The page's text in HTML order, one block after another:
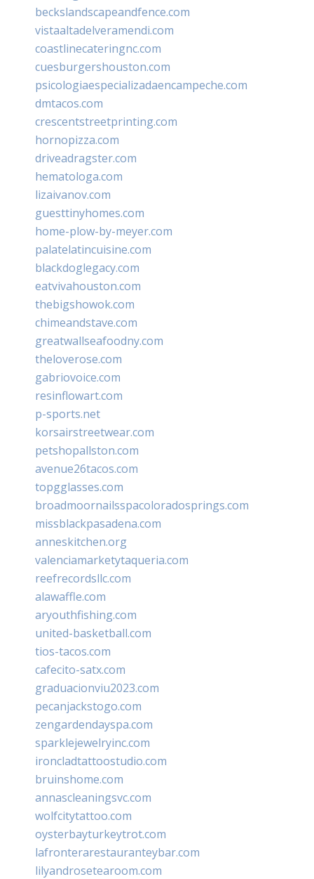
beckslandscapeandfence.com
vistaaltadelveramendi.com
coastlinecateringnc.com
cuesburgershouston.com
psicologiaespecializadaencampeche.com
dmtacos.com
crescentstreetprinting.com
hornopizza.com
driveadragster.com
hematologa.com
lizaivanov.com
guesttinyhomes.com
home-plow-by-meyer.com
palatelatincuisine.com
blackdoglegacy.com
eatvivahouston.com
thebigshowok.com
chimeandstave.com
greatwallseafoodny.com
theloverose.com
gabriovoice.com
resinflowart.com
p-sports.net
korsairstreetwear.com
petshopallston.com
avenue26tacos.com
topgglasses.com
broadmoornailsspacoloradosprings.com
missblackpasadena.com
anneskitchen.org
valenciamarketytaqueria.com
reefrecordsllc.com
alawaffle.com
aryouthfishing.com
united-basketball.com
tios-tacos.com
cafecito-satx.com
graduacionviu2023.com
pecanjackstogo.com
zengardendayspa.com
sparklejewelryinc.com
ironcladtattoostudio.com
bruinshome.com
annascleaningsvc.com
wolfcitytattoo.com
oysterbayturkeytrot.com
lafronterarestauranteybar.com
lilyandrosetearoom.com